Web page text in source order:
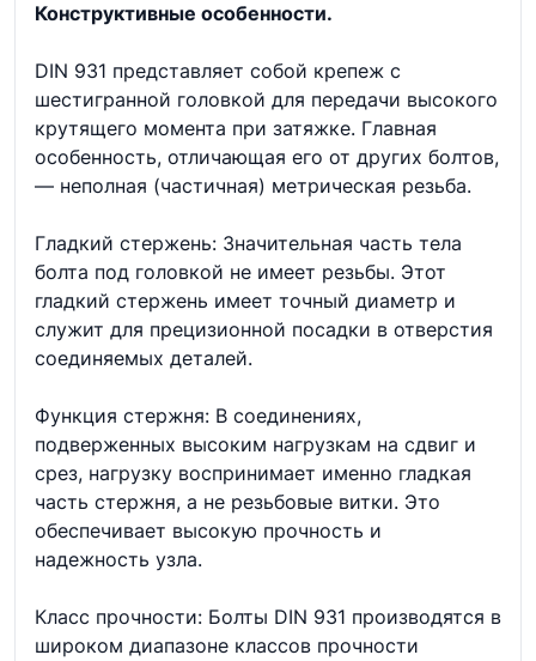
Конструктивные особенности.
DIN 931 представляет собой крепеж с
шестигранной головкой для передачи высокого
крутящего момента при затяжке. Главная
особенность, отличающая его от других болтов,
— неполная (частичная) метрическая резьба.
Гладкий стержень: Значительная часть тела
болта под головкой не имеет резьбы. Этот
гладкий стержень имеет точный диаметр и
служит для прецизионной посадки в отверстия
соединяемых деталей.
Функция стержня: В соединениях,
подверженных высоким нагрузкам на сдвиг и
срез, нагрузку воспринимает именно гладкая
часть стержня, а не резьбовые витки. Это
обеспечивает высокую прочность и
надежность узла.
Класс прочности: Болты DIN 931 производятся в
широком диапазоне классов прочности